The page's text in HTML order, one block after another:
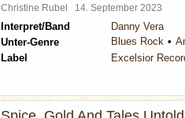
Christine Rubel 14. September 2023
Interpret/Band
Danny Vera
Unter-Genre
Blues Rock
Label
Excelsior